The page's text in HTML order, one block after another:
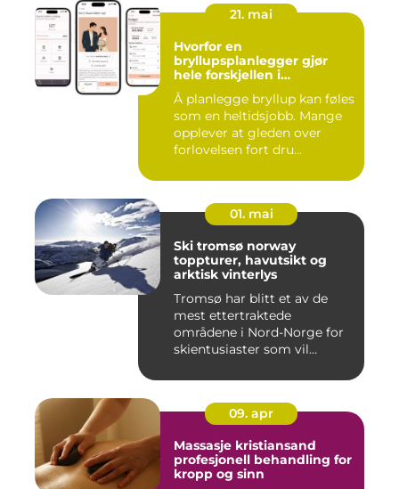
21. mai
Hvorfor en
bryllupsplanlegger gjør
hele forskjellen i
bryllupsplanleggingen
Å planlegge bryllup kan føles
som en heltidsjobb. Mange
opplever at gleden over
forlovelsen fort dru...
01. mai
Ski tromsø norway
toppturer, havutsikt og
arktisk vinterlys
Tromsø har blitt et av de
mest ettertraktede
områdene i Nord-Norge for
skientusiaster som vil
09. apr
Massasje kristiansand
profesjonell behandling for
kropp og sinn